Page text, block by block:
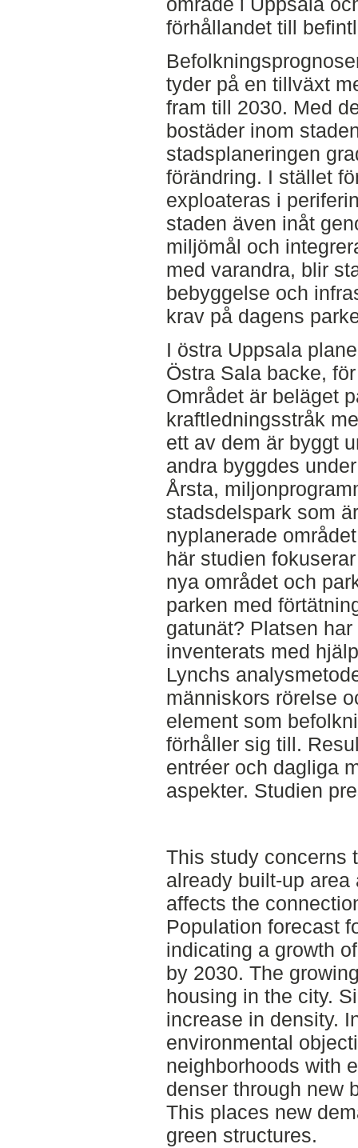
förhållandet till
tyder på en tillväxt
fram till 2030. Med
bostäder inom
stadsplaneringen
förändring. I stället
exploateras i
staden även inåt
miljömål och
med varandra, blir
bebyggelse och
krav på dagens
I östra Uppsala
Östra Sala backe,
Området är beläget
kraftledningsstråk
ett av dem är byggt
andra byggdes
Årsta,
stadsdelspark som
nyplanerade
här studien
nya området och
parken med
gatunät? Platsen har
inventerats med
Lynchs
människors rörelse
element som
förhåller sig till.
entréer och dagliga
aspekter. Studien
This study concerns
already built-up
affects the
Population forecast
indicating a growth
by 2030. The
housing in the city.
increase in density.
environmental
neighborhoods with
denser through new
This places new
green structures.